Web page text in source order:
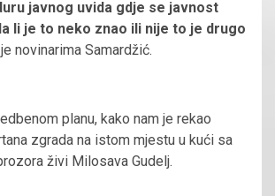
javnog uvida gdje se javnost
li je to neko znao ili nije to je drugo
novinarima Samardžić.
planu, kako nam je rekao
zgrada na istom mjestu u kući sa
živi Milosava Gudelj.